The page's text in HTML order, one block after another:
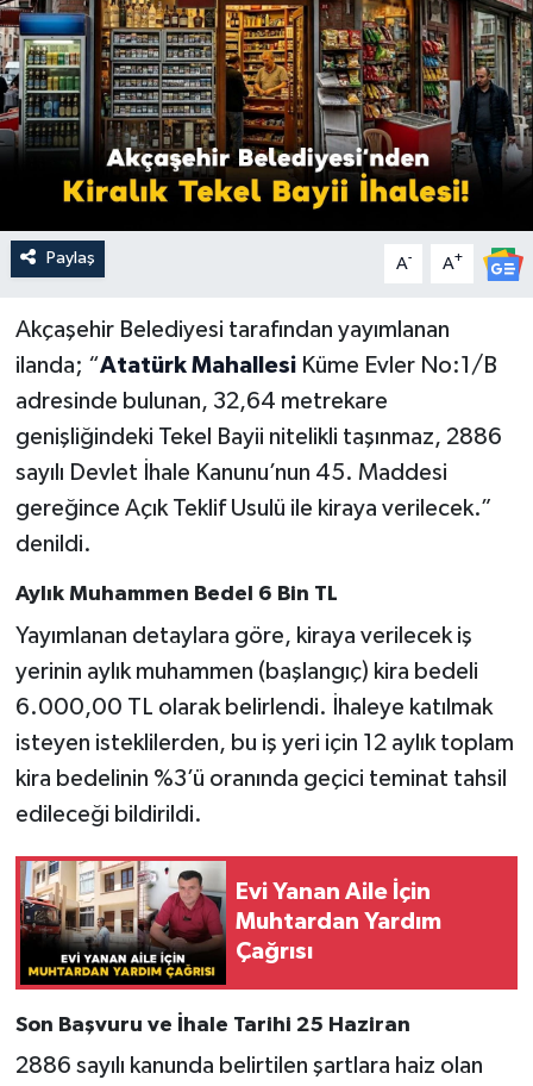
Paylaş A- A+
Akçaşehir Belediyesi tarafından yayımlanan
ilanda; “Atatürk MahallesiKüme Evler No:1/B
adresinde bulunan, 32,64 metrekare
genişliğindeki Tekel Bayii nitelikli taşınmaz, 2886
sayılı Devlet İhale Kanunu’nun 45. Maddesi
gereğince Açık Teklif Usulü ile kiraya verilecek.”
denildi.
Aylık Muhammen Bedel 6 Bin TL
Yayımlanan detaylara göre, kiraya verilecek iş
yerinin aylık muhammen (başlangıç) kira bedeli
6.000,00 TL olarak belirlendi. İhaleye katılmak
isteyen isteklilerden, bu iş yeri için 12 aylık toplam
kira bedelinin %3’ü oranında geçici teminat tahsil
edileceği bildirildi.
Evi Yanan Aile İçin
Muhtardan Yardım
Çağrısı
Son Başvuru ve İhale Tarihi 25 Haziran
2886 sayılı kanunda belirtilen şartlara haiz olan